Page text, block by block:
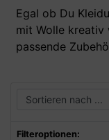
Egal ob Du
mit Wolle kreativ
passende
Filteroptionen: